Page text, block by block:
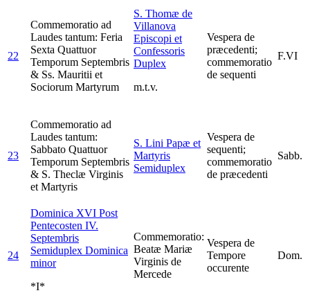
22
Commemoratio ad
Laudes tantum: Feria
Sexta Quattuor
Temporum Septembris
& Ss. Mauritii et
Sociorum Martyrum
S. Thomæ de
Villanova
Episcopi et
Confessoris
Duplex
m.t.v.
Vespera de
præcedenti;
commemoratio
de sequenti
F.VI
23
Commemoratio ad
Laudes tantum:
Sabbato Quattuor
Temporum Septembris
& S. Theclæ Virginis
et Martyris
S. Lini Papæ et
Martyris
Semiduplex
Vespera de
sequenti;
commemoratio
de præcedenti
Sabb.
24
Dominica XVI Post
Pentecosten IV.
Septembris
Semiduplex Dominica
minor
*I*
Commemoratio:
Beatæ Mariæ
Virginis de
Mercede
Vespera de
Tempore
occurente
Dom.